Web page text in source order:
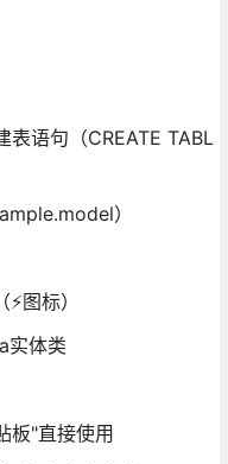
表语句（CREATE TABL
）
图标）
实体类
板"直接使用